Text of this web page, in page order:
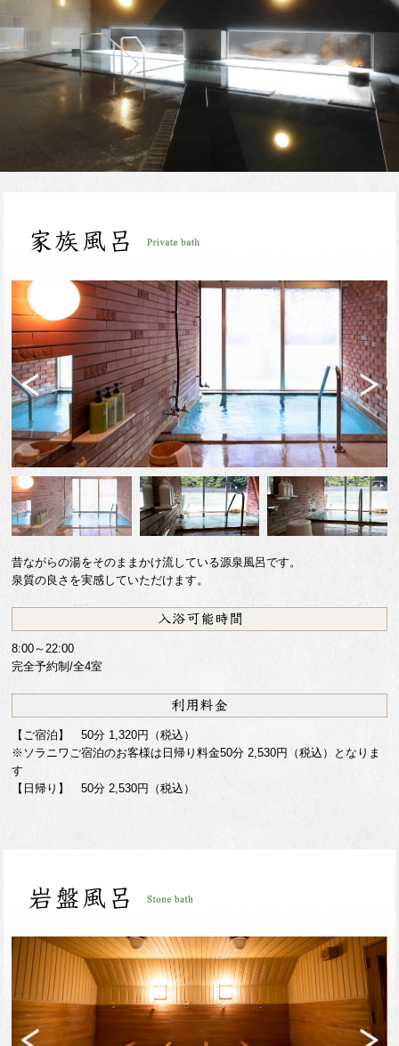
Previ
ous
Next
昔ながらの湯をそのままかけ流している源泉風呂です。
泉質の良さを実感していただけます。
8:00～22:00
完全予約制/全4室
【ご宿泊】 50分 1,320円（税込）
※ソラニワご宿泊のお客様は日帰り料金50分 2,530円（税込）となりま
す
【日帰り】 50分 2,530円（税込）